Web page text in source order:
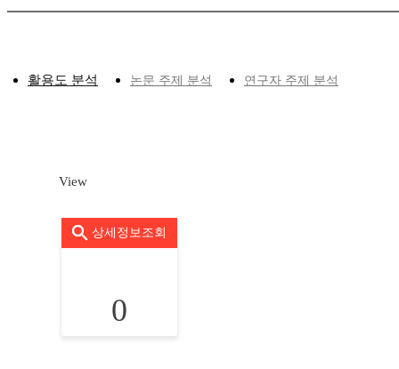
활용도 분석 논문 주제 분석 연구자 주제 분석
View
상세정보조회
0